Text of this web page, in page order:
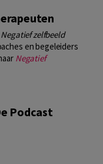
Negatief zelfbeeld
en begeleiders
Negatief
Podcast